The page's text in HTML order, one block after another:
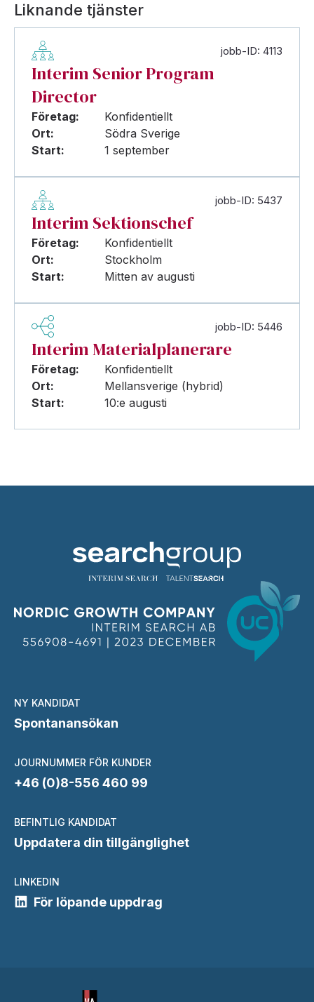
Liknande tjänster
jobb-ID: 4113
Interim Senior Program
Director
Företag:
Konfidentiellt
Ort:
Södra Sverige
Start:
1 september
jobb-ID: 5437
Interim Sektionschef
Företag:
Konfidentiellt
Ort:
Stockholm
Start:
Mitten av augusti
jobb-ID: 5446
Interim Materialplanerare
Företag:
Konfidentiellt
Ort:
Mellansverige (hybrid)
Start:
10:e augusti
NY KANDIDAT
Spontanansökan
JOURNUMMER FÖR KUNDER
+46 (0)8-556 460 99
BEFINTLIG KANDIDAT
Uppdatera din tillgänglighet
LINKEDIN
För löpande uppdrag